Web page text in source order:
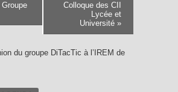
Groupe
Colloque des CII
Lycée et
Université »
du groupe DiTacTic à l’IREM de